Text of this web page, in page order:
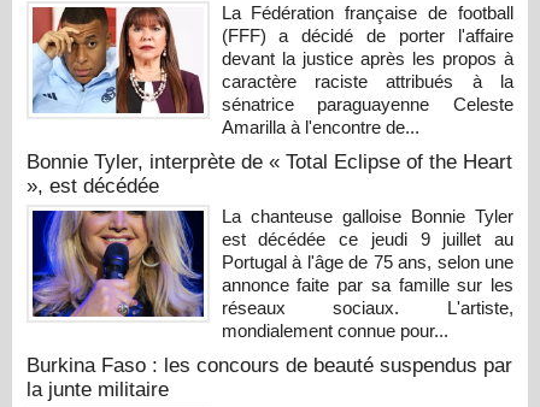
La Fédération française de football
(FFF) a décidé de porter l'affaire
devant la justice après les propos à
caractère raciste attribués à la
sénatrice paraguayenne Celeste
Amarilla à l'encontre de...
Bonnie Tyler, interprète de « Total Eclipse of the Heart
», est décédée
La chanteuse galloise Bonnie Tyler
est décédée ce jeudi 9 juillet au
Portugal à l'âge de 75 ans, selon une
annonce faite par sa famille sur les
réseaux sociaux. L'artiste,
mondialement connue pour...
Burkina Faso : les concours de beauté suspendus par
la junte militaire